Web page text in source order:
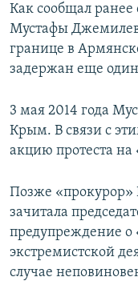
Как сообщал ранее
Мустафы
границе в
задержан еще
3 мая 2014 года
Крым. В связи с
акцию протеста
Позже «прокурор»
зачитала
предупреждение
экстремистской
случае